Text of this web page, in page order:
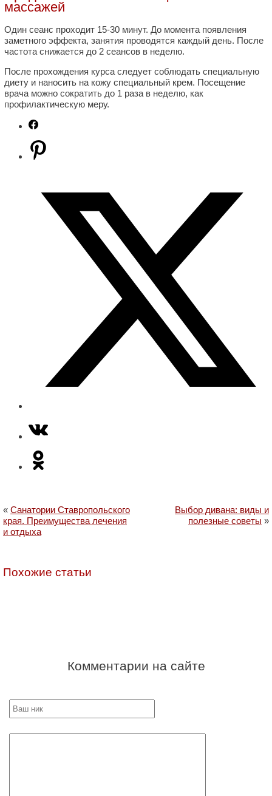
массажей
Один сеанс проходит 15-30 минут. До момента появления
заметного эффекта, занятия проводятся каждый день. После
частота снижается до 2 сеансов в неделю.
После прохождения курса следует соблюдать специальную
диету и наносить на кожу специальный крем. Посещение
врача можно сократить до 1 раза в неделю, как
профилактическую меру.
« Санатории Ставропольского
края. Преимущества лечения
и отдыха
Выбор дивана: виды и
полезные советы »
Похожие статьи
Комментарии на сайте